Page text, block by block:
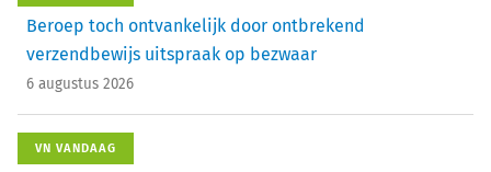
Beroep toch ontvankelijk door ontbrekend
verzendbewijs uitspraak op bezwaar
6 augustus 2026
VN VANDAAG